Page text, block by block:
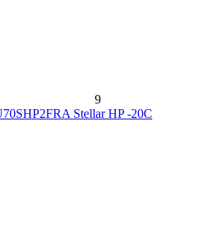
9
Stellar HP -20С